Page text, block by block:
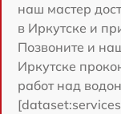
наш мастер
в Иркутске и
Позвоните и
Иркутске
работ над